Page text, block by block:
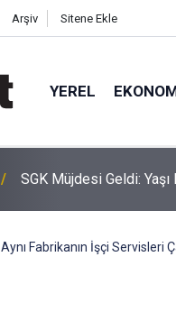
Arşiv Sitene Ekle
YEREL
SGK Müjdesi Geldi:
Aynı Fabrikanın İşçi Servisleri